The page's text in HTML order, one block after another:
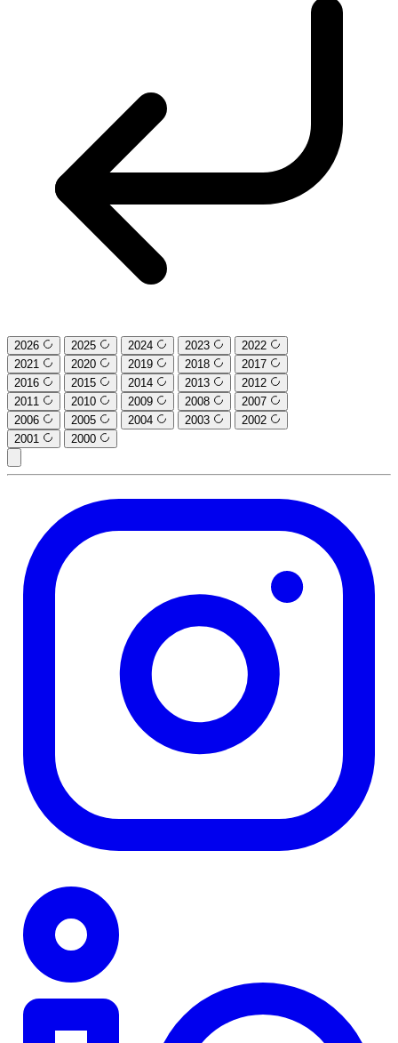
2026 2025 2024 2023
2022
2021
2020 2019 2018
2017
2016
2015 2014 2013
2012
2011
2010 2009 2008
2007
2006
2005 2004 2003
2002
2001
2000